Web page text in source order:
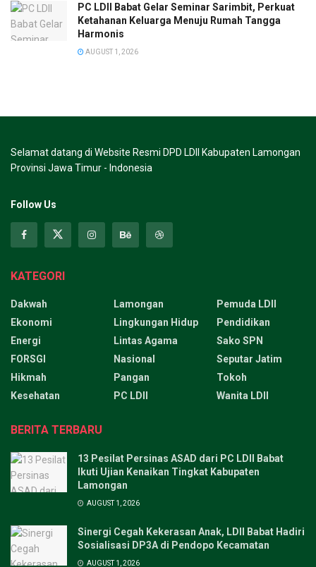
PC LDII Babat Gelar Seminar Sarimbit, Perkuat
Ketahanan Keluarga Menuju Rumah Tangga
Harmonis
AUGUST 1, 2026
Selamat datang di Website Resmi DPD LDII Kabupaten Lamongan
Provinsi Jawa Timur - Indonesia
Follow Us
KATEGORI
Dakwah
Ekonomi
Energi
FORSGI
Hikmah
Kesehatan
Lamongan
Lingkungan Hidup
Lintas Agama
Nasional
Pangan
PC LDII
Pemuda LDII
Pendidikan
Sako SPN
Seputar Jatim
Tokoh
Wanita LDII
BERITA TERBARU
13 Pesilat Persinas ASAD dari PC LDII Babat
Ikuti Ujian Kenaikan Tingkat Kabupaten
Lamongan
AUGUST 1, 2026
Sinergi Cegah Kekerasan Anak, LDII Babat Hadiri
Sosialisasi DP3A di Pendopo Kecamatan
AUGUST 1, 2026